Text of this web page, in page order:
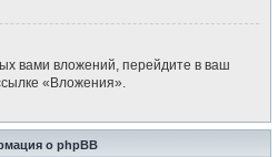
вами вложений, перейдите в ваш
«Вложения».
о phpBB